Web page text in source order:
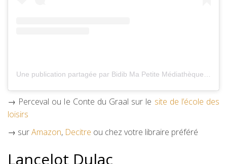
Une publication partagée par Bidib Ma Petite Médiathèque (@bidibmpm)
→ Perceval ou le Conte du Graal sur le site de l’école des
loisirs
→ surAmazon, Decitre ou chez votre libraire préféré
Lancelot Dulac